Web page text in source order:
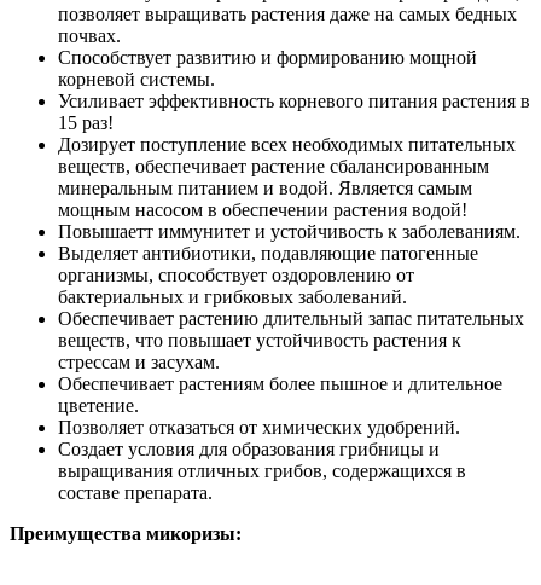
позволяет выращивать растения даже на самых бедных
почвах.
Способствует развитию и формированию мощной
корневой системы.
Усиливает эффективность корневого питания растения в
15 раз!
Дозирует поступление всех необходимых питательных
веществ, обеспечивает растение сбалансированным
минеральным питанием и водой. Является самым
мощным насосом в обеспечении растения водой!
Повышаетт иммунитет и устойчивость к заболеваниям.
Выделяет антибиотики, подавляющие патогенные
организмы, способствует оздоровлению от
бактериальных и грибковых заболеваний.
Обеспечивает растению длительный запас питательных
веществ, что повышает устойчивость растения к
стрессам и засухам.
Обеспечивает растениям более пышное и длительное
цветение.
Позволяет отказаться от химических удобрений.
Создает условия для образования грибницы и
выращивания отличных грибов, содержащихся в
составе препарата.
Преимущества микоризы: